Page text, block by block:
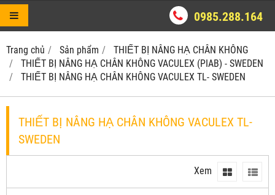
0985.288.164
Trang chủ Sản phẩm
THIẾT BỊ NÂNG HẠ CHÂN KHÔNG
THIẾT BỊ NÂNG HẠ CHÂN KHÔNG VACULEX (PIAB) - SWEDEN
THIẾT BỊ NÂNG HẠ CHÂN KHÔNG VACULEX TL- SWEDEN
THIẾT BỊ NÂNG HẠ CHÂN KHÔNG VACULEX TL-
SWEDEN
Xem